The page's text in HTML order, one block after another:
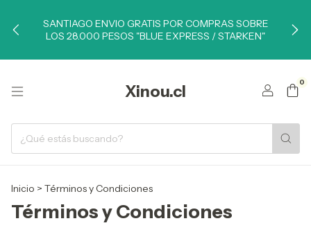
SANTIAGO ENVIO GRATIS POR COMPRAS SOBRE
LOS 28.000 PESOS "BLUE EXPRESS / STARKEN"
Xinou.cl 0
Inicio > Términos y Condiciones
Términos y Condiciones